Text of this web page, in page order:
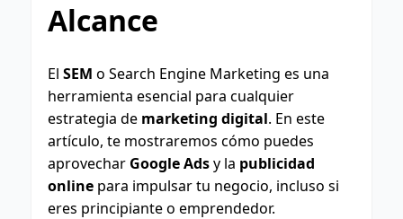
Alcance
El SEM o Search Engine Marketing es una
herramienta esencial para cualquier
estrategia de marketing digital. En este
artículo, te mostraremos cómo puedes
aprovechar Google Adsy la publicidad
onlinepara impulsar tu negocio, incluso si
eres principiante o emprendedor.